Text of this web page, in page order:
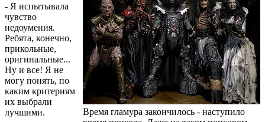
Время гламура закончилось - наступило
- Я испытывала
чувство
недоумения.
Ребята, конечно,
прикольные,
оригинальные...
Ну и все! Я не
могу понять, по
каким критериям
их выбрали
лучшими.